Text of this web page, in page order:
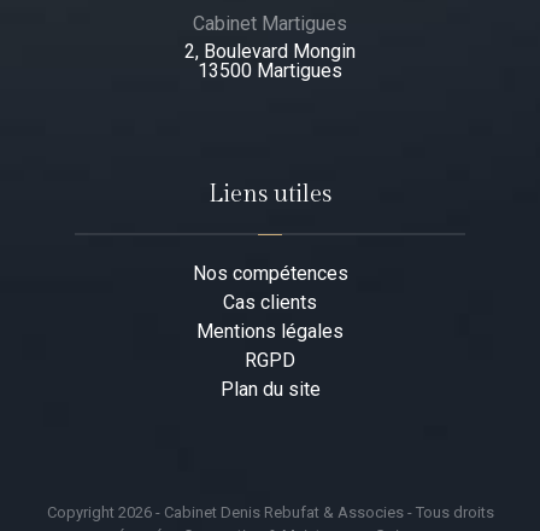
Cabinet Martigues
2, Boulevard Mongin
13500 Martigues​
Liens utiles
Nos compétences
Cas clients
Mentions légales
RGPD
Plan du site
Copyright 2026 - Cabinet Denis Rebufat & Associes - Tous droits